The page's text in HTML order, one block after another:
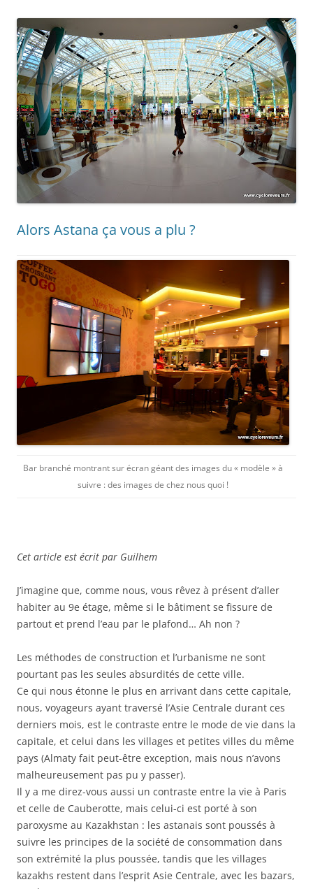
Alors Astana ça vous a plu ?
Bar branché montrant sur écran géant des images du « modèle » à
suivre : des images de chez nous quoi !
Cet article est écrit par Guilhem
J’imagine que, comme nous, vous rêvez à présent d’aller
habiter au 9e étage, même si le bâtiment se fissure de
partout et prend l’eau par le plafond… Ah non ?
Les méthodes de construction et l’urbanisme ne sont
pourtant pas les seules absurdités de cette ville.
Ce qui nous étonne le plus en arrivant dans cette capitale,
nous, voyageurs ayant traversé l’Asie Centrale durant ces
derniers mois, est le contraste entre le mode de vie dans la
capitale, et celui dans les villages et petites villes du même
pays (Almaty fait peut-être exception, mais nous n’avons
malheureusement pas pu y passer).
Il y a me direz-vous aussi un contraste entre la vie à Paris
et celle de Cauberotte, mais celui-ci est porté à son
paroxysme au Kazakhstan : les astanais sont poussés à
suivre les principes de la société de consommation dans
son extrémité la plus poussée, tandis que les villages
kazakhs restent dans l’esprit Asie Centrale, avec les bazars,